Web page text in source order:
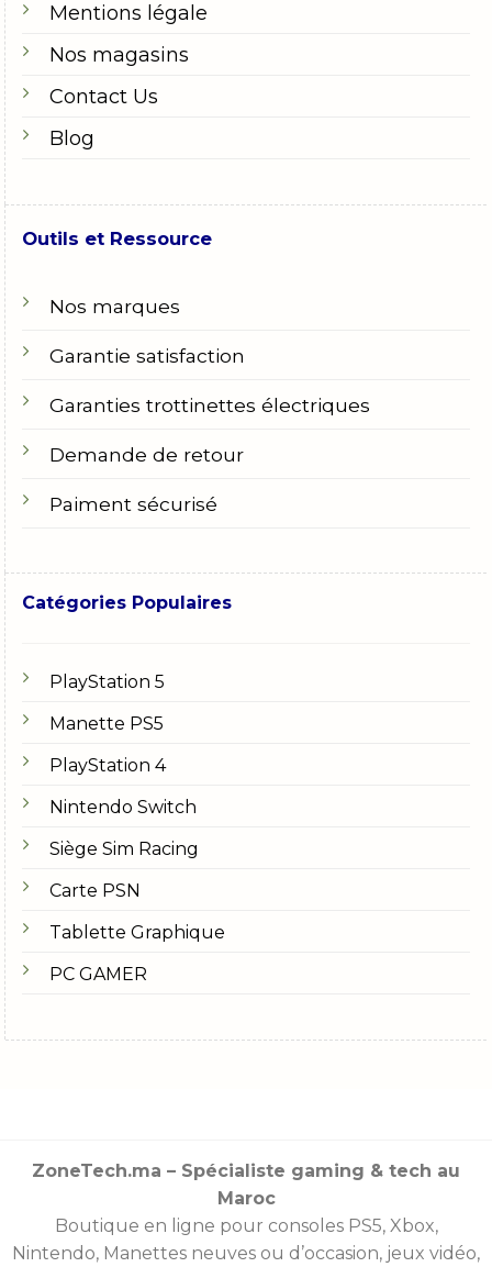
Mentions légale
Nos magasins
Contact Us
Blog
Outils et Ressource
Nos marques
Garantie satisfaction
Garanties trottinettes électriques
Demande de retour
Paiment sécurisé
Catégories Populaires
PlayStation 5
Manette PS5
PlayStation 4
Nintendo Switch
Siège Sim Racing
Carte PSN
Tablette Graphique
PC GAMER
ZoneTech.ma – Spécialiste gaming & tech au
Maroc
Boutique en ligne pour consoles PS5, Xbox,
Nintendo, Manettes neuves ou d’occasion, jeux vidéo,